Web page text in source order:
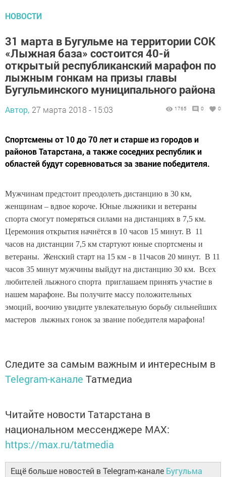
НОВОСТИ
31 марта в Бугульме на территории СОК
«Лыжная база» состоится 40-й
открытый республиканский марафон по
лыжным гонкам на призы главы
Бугульминского муниципального района
Автор, 27 марта 2018 - 15:03 1765 0 0
Спортсмены от 10 до 70 лет и старше из городов и
районов Татарстана, а также соседних республик и
областей будут соревноваться за звание победителя.
Мужчинам предстоит преодолеть дистанцию в 30 км,
женщинам – вдвое короче. Юные лыжники и ветераны
спорта смогут померяться силами на дистанциях в 7,5 км.
Церемония открытия начнётся в 10 часов 15 минут. В 11
часов на дистанции 7,5 км стартуют юные спортсмены и
ветераны. Женский старт на 15 км - в 11часов 20 минут. В 11
часов 35 минут мужчины выйдут на дистанцию 30 км. Всех
любителей лыжного спорта приглашаем принять участие в
нашем марафоне. Вы получите массу положительных
эмоций, воочию увидите увлекательную борьбу сильнейших
мастеров лыжных гонок за звание победителя марафона!
Следите за самым важным и интересным в
Telegram-канале Татмедиа
Читайте новости Татарстана в
национальном мессенджере MАХ:
https://max.ru/tatmedia
Ещё больше новостей в Telegram-канале Бугульма